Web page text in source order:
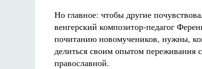
Но главное: чтобы другие
венгерский композитор-педагог
почитанию новомучеников, нужны,
делиться своим опытом переживания
православной.